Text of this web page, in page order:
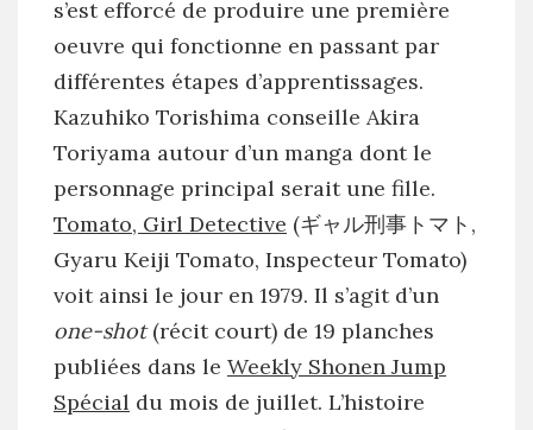
s’est efforcé de produire une première
oeuvre qui fonctionne en passant par
différentes étapes d’apprentissages.
Kazuhiko Torishima conseille Akira
Toriyama autour d’un manga dont le
personnage principal serait une fille.
Tomato, Girl Detective (ギャル刑事トマト,
Gyaru Keiji Tomato, Inspecteur Tomato)
voit ainsi le jour en 1979. Il s’agit d’un
one-shot(récit court) de 19 planches
publiées dans le Weekly Shonen Jump
Spécial du mois de juillet. L’histoire